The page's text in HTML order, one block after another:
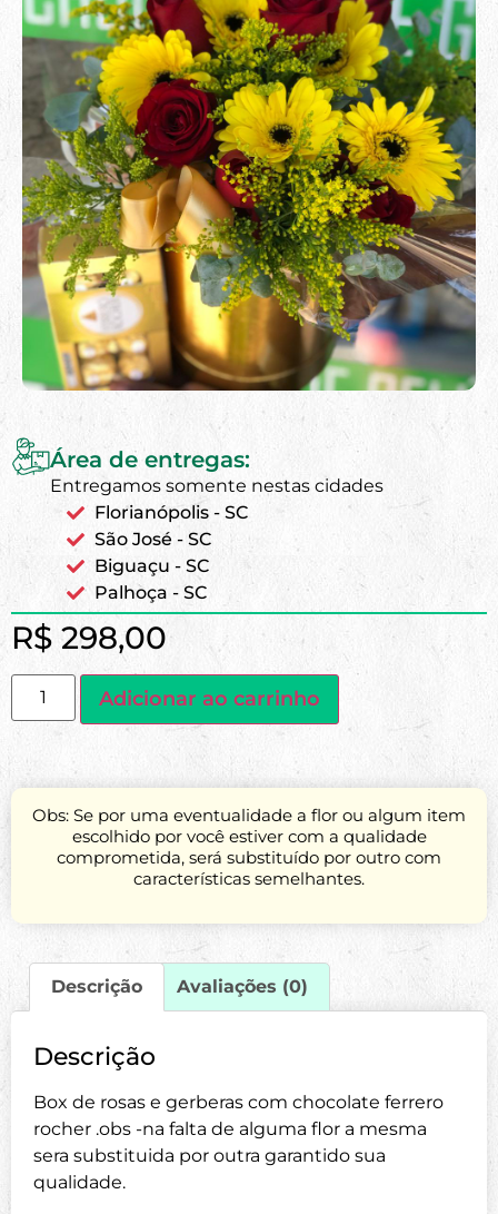
Área de entregas:
Entregamos somente nestas cidades
Florianópolis - SC
São José - SC
Biguaçu - SC
Palhoça - SC
R$ 298,00
Adicionar ao carrinho
Obs: Se por uma eventualidade a flor ou algum item
escolhido por você estiver com a qualidade
comprometida, será substituído por outro com
características semelhantes.
Descrição Avaliações (0)
Descrição
Box de rosas e gerberas com chocolate ferrero
rocher .obs -na falta de alguma flor a mesma
sera substituida por outra garantido sua
qualidade.